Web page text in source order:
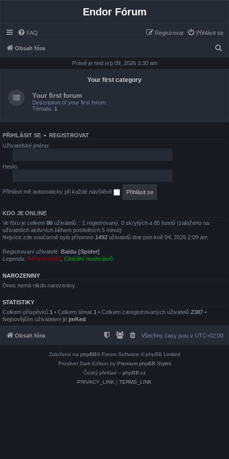
Endor Fórum
FAQ Přihlásit se
Registrovat
Obsah fóra
Právě je ned srp 09, 2026 3:30 am
Your first category
Your first forum
Description of your first forum.
Témata: 1
PŘIHLÁSIT SE • REGISTROVAT
Uživatelské jméno:
Heslo:
Přihlásit mě automaticky při každé návštěvě
KDO JE ONLINE
Ve fóru je celkem 86 uživatelů :: 1 registrovaný, 0 skrytých a 85 hostů (založeno na
uživatelích aktivních během posledních 5 minut)
Nejvíce zde současně bylo přítomno 1492 uživatelů dne pon kvě 04, 2026 2:09 am
Registrovaní uživatelé: Baidu [Spider]
Legenda: Administrátoři, Globální moderátoři
NAROZENINY
Dnes nemá nikdo narozeniny
STATISTIKY
Celkem příspěvků 1 • Celkem témat 1 • Celkem zaregistrovaných uživatelů 2387 •
Nejnovějším uživatelem je jmKed
Obsah fóra Všechny časy jsou v UTC+02:00
Založeno na phpBB® Forum Software © phpBB Limited
Prosilver Dark Edition by Premium phpBB Styles
Český překlad – phpBB.cz
PRIVACY_LINK | TERMS_LINK